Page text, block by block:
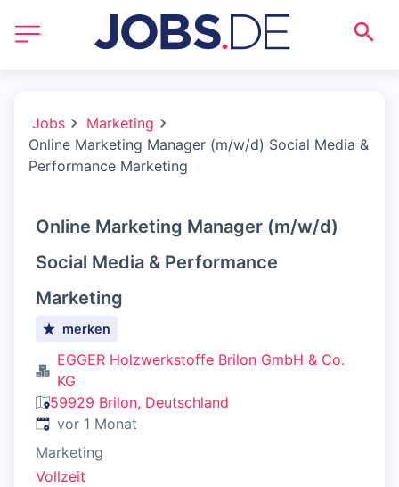
Jobs
Marketing
Online Marketing Manager (m/w/d) Social Media &
Performance Marketing
Online Marketing Manager (m/w/d)
Social Media & Performance
Marketing
merken
EGGER Holzwerkstoffe Brilon GmbH & Co.
KG
59929 Brilon, Deutschland
Veröffentlicht:
vor 1 Monat
Marketing
Vollzeit